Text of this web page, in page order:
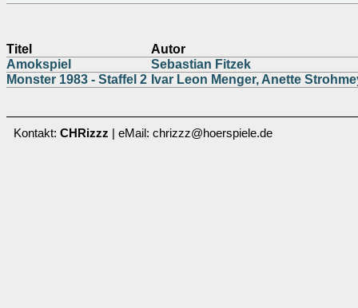
Titel
Autor
Amokspiel
Sebastian Fitzek
Monster 1983 - Staffel 2 Ivar Leon Menger, Anette
Kontakt: CHRizzz | eMail: chrizzz@hoerspiele.de